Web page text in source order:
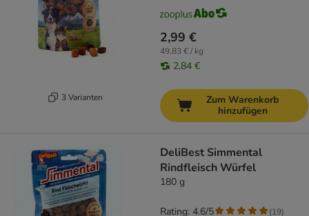
3 Varianten
2,99 €
49,83 € / kg
2,84 €
Zum Warenkorb
hinzufügen
DeliBest Simmental
Rindfleisch Würfel
180 g
Rating: 4.6/5 (19)